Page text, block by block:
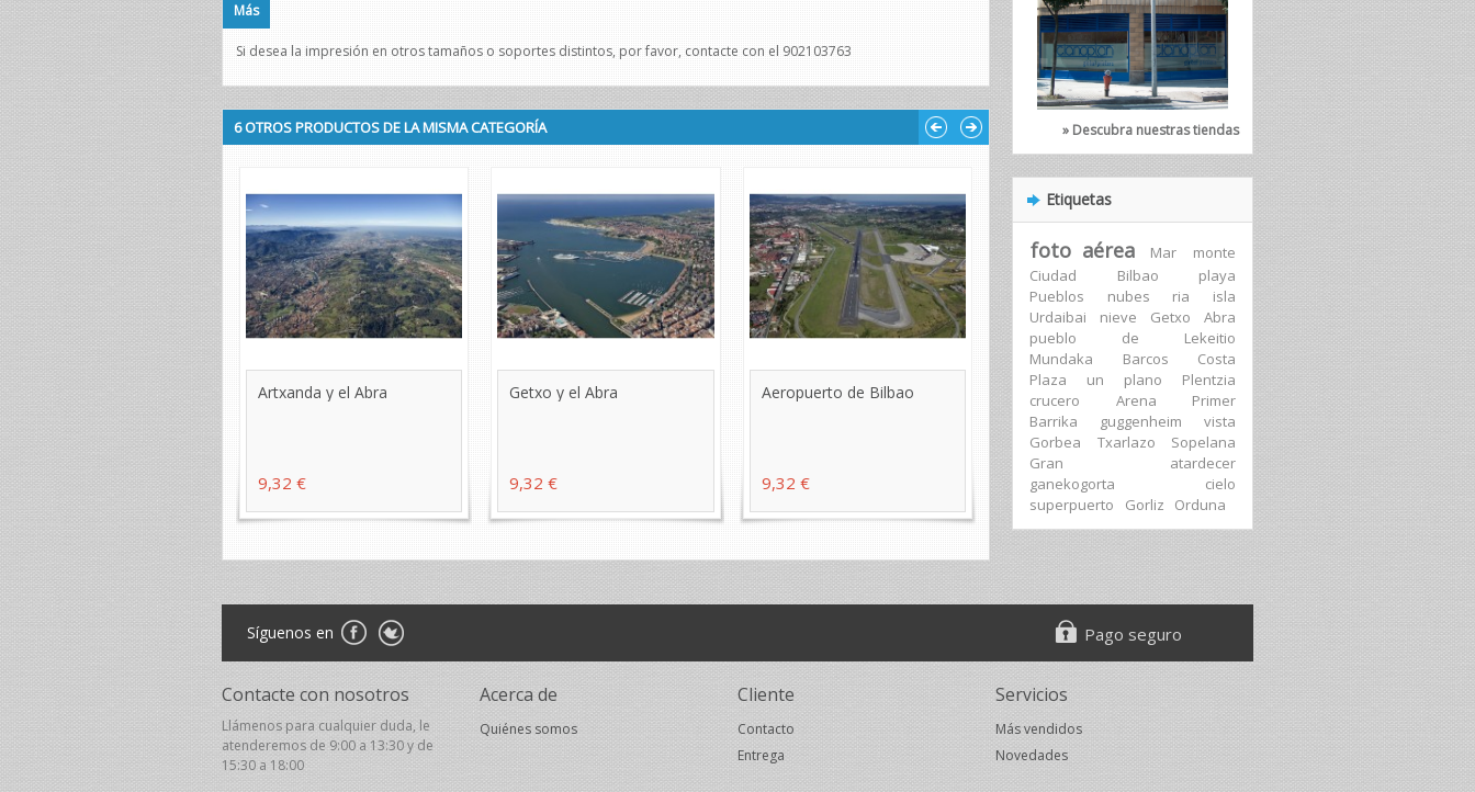
Más
Si desea la impresión en otros tamaños o soportes distintos, por favor, contacte con el 902103763
6 OTROS PRODUCTOS DE LA MISMA CATEGORÍA
Artxanda y el Abra
9,32 €
Getxo y el Abra
9,32 €
Aeropuerto de Bilbao
9,32 €
» Descubra nuestras tiendas
Etiquetas
foto aérea Mar
monte
Ciudad
Bilbao
playa
Pueblos
nubes ria
isla
Urdaibai
nieve Getxo
Abra
pueblo
de
Lekeitio
Mundaka
Barcos
Costa
Plaza
un plano
Plentzia
crucero
Arena
Primer
Barrika
guggenheim
vista
Gorbea
Txarlazo
Sopelana
Gran
atardecer
ganekogorta
cielo
superpuerto
Gorliz Orduna
Síguenos en Pago seguro
Contacte con nosotros
Llámenos para cualquier duda, le
atenderemos de 9:00 a 13:30 y de
15:30 a 18:00
Acerca de
Quiénes somos
Cliente
Contacto
Entrega
Servicios
Más vendidos
Novedades